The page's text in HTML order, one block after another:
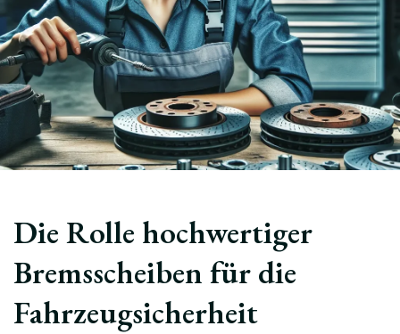
Die Rolle hochwertiger
Bremsscheiben für die
Fahrzeugsicherheit